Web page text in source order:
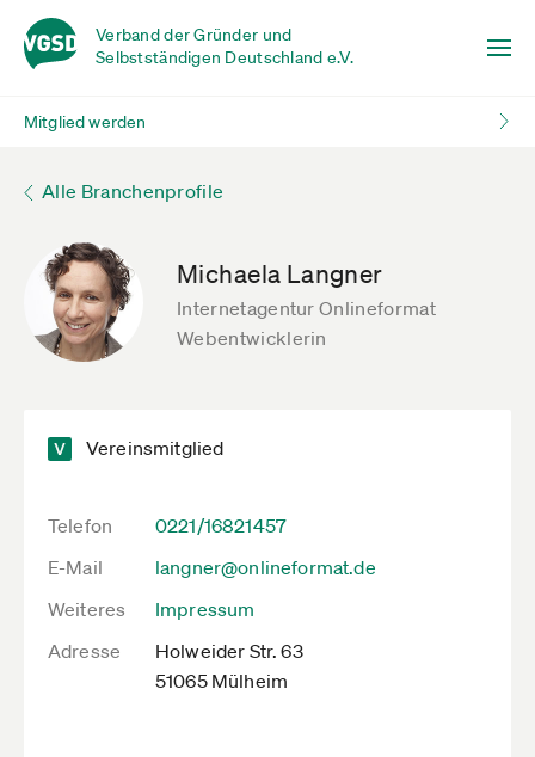
Verband der Gründer und
Selbstständigen Deutschland e.V.
Mitglied werden
Alle Branchenprofile
Michaela Langner
Internetagentur Onlineformat
Webentwicklerin
Vereinsmitglied
Telefon
0221/16821457
E-Mail
langner@onlineformat.de
Weiteres
Impressum
Adresse
Holweider Str. 63
51065 Mülheim